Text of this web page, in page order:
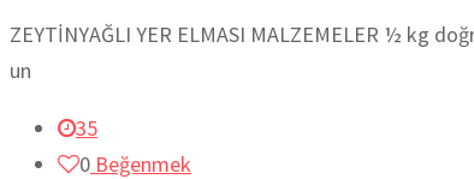
ZEYTİNYAĞLI YER ELMASI MALZEMELER ½ kg
un
35
0 Beğenmek